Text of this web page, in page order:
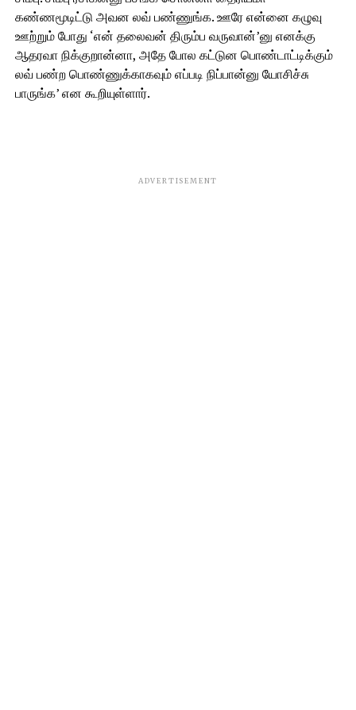
கண்ணமூடிட்டு அவன லவ் பண்ணுங்க. ஊரே என்னை கழுவு
ஊற்றும் போது ‘என் தலைவன் திரும்ப வருவான்’னு எனக்கு
ஆதரவா நிக்குறான்னா, அதே போல கட்டுன பொண்டாட்டிக்கும்
லவ் பண்ற பொண்ணுக்காகவும் எப்படி நிப்பான்னு யோசிச்சு
பாருங்க’ என கூறியுள்ளார்.
ADVERTISEMENT